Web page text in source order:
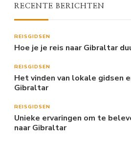
RECENTE BERICHTEN
REISGIDSEN
Hoe je je reis naar Gibraltar
REISGIDSEN
Het vinden van lokale gidsen
Gibraltar
REISGIDSEN
Unieke ervaringen om te
naar Gibraltar